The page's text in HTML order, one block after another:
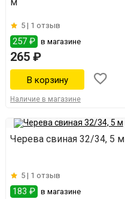
5 | 1 отзыв
257 ₽ в магазине
265 ₽
Наличие в магазине
Черева свиная 32/34, 5 м
5 | 1 отзыв
183 ₽ в магазине